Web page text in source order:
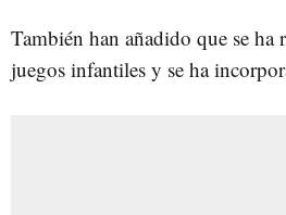
También han añadido que se ha
juegos infantiles y se ha